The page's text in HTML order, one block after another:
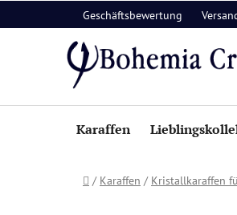
Inhalt
Geschäftsbewertung
Karaffen
Startseite
/ Karaffen / Kristallkaraffen